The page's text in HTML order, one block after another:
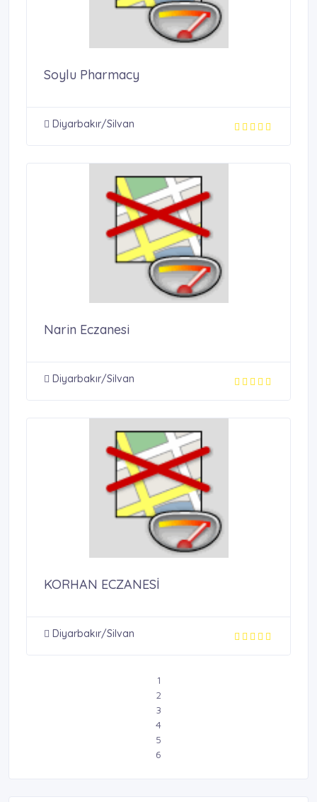
Soylu Pharmacy
Diyarbakır/Silvan
Narin Eczanesi
Diyarbakır/Silvan
KORHAN ECZANESİ
Diyarbakır/Silvan
1
2
3
4
5
6